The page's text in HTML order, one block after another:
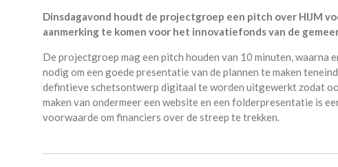
Dinsdagavond houdt de projectgroep een pitch over HIJM
aanmerking te komen voor het innovatiefonds van de
De projectgroep mag een pitch houden van 10 minuten, waarna
nodig om een goede presentatie van de plannen te maken
defintieve schetsontwerp digitaal te worden uitgewerkt zodat
maken van ondermeer een website en een folderpresentatie is
voorwaarde om financiers over de streep te trekken.